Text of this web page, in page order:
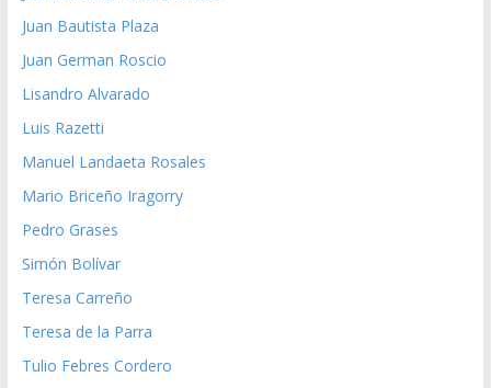
Juan Bautista Plaza
Juan German Roscio
Lisandro Alvarado
Luis Razetti
Manuel Landaeta Rosales
Mario Briceño Iragorry
Pedro Grases
Simón Bolívar
Teresa Carreño
Teresa de la Parra
Tulio Febres Cordero